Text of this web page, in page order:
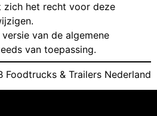
zich het recht voor deze
van de algemene
van toepassing.
Foodtrucks & Trailers Nederland